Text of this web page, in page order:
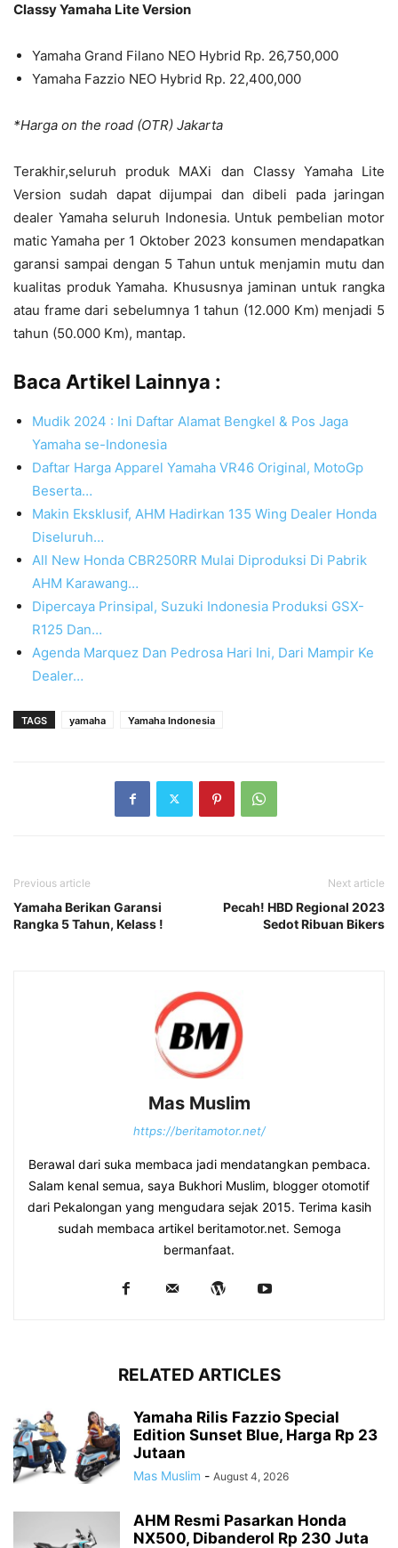
Classy Yamaha Lite Version
Yamaha Grand Filano NEO Hybrid Rp. 26,750,000
Yamaha Fazzio NEO Hybrid Rp. 22,400,000
*Harga on the road (OTR) Jakarta
Terakhir,seluruh produk MAXi dan Classy Yamaha Lite
Version sudah dapat dijumpai dan dibeli pada jaringan
dealer Yamaha seluruh Indonesia. Untuk pembelian motor
matic Yamaha per 1 Oktober 2023 konsumen mendapatkan
garansi sampai dengan 5 Tahun untuk menjamin mutu dan
kualitas produk Yamaha. Khususnya jaminan untuk rangka
atau frame dari sebelumnya 1 tahun (12.000 Km) menjadi 5
tahun (50.000 Km), mantap.
Baca Artikel Lainnya :
Mudik 2024 : Ini Daftar Alamat Bengkel & Pos Jaga
Yamaha se-Indonesia
Daftar Harga Apparel Yamaha VR46 Original, MotoGp
Beserta…
Makin Eksklusif, AHM Hadirkan 135 Wing Dealer Honda
Diseluruh…
All New Honda CBR250RR Mulai Diproduksi Di Pabrik
AHM Karawang…
Dipercaya Prinsipal, Suzuki Indonesia Produksi GSX-
R125 Dan…
Agenda Marquez Dan Pedrosa Hari Ini, Dari Mampir Ke
Dealer…
TAGS yamaha Yamaha Indonesia
Previous article
Yamaha Berikan Garansi
Rangka 5 Tahun, Kelass !
Next article
Pecah! HBD Regional 2023
Sedot Ribuan Bikers
Mas Muslim
https://beritamotor.net/
Berawal dari suka membaca jadi mendatangkan pembaca.
Salam kenal semua, saya Bukhori Muslim, blogger otomotif
dari Pekalongan yang mengudara sejak 2015. Terima kasih
sudah membaca artikel beritamotor.net. Semoga
bermanfaat.
RELATED ARTICLES
Yamaha Rilis Fazzio Special
Edition Sunset Blue, Harga Rp 23
Jutaan
Mas Muslim - August 4, 2026
AHM Resmi Pasarkan Honda
NX500, Dibanderol Rp 230 Juta